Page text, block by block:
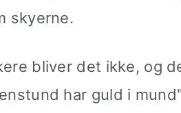
skyerne.
bliver det ikke, og
har guld i